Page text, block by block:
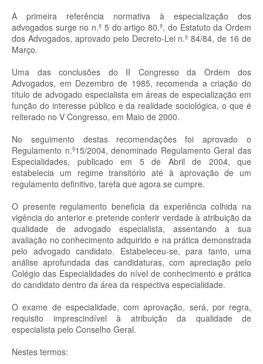
A primeira referência normativa à especialização dos
advogados surge no n.º 5 do artigo 80.º, do Estatuto da Ordem
dos Advogados, aprovado pelo Decreto-Lei n.º 84/84, de 16 de
Março.
Uma das conclusões do II Congresso da Ordem dos
Advogados, em Dezembro de 1985, recomenda a criação do
título de advogado especialista em áreas de especialização em
função do interesse público e da realidade sociológica, o que é
reiterado no V Congresso, em Maio de 2000.
No seguimento destas recomendações foi aprovado o
Regulamento n.º15/2004, denominado Regulamento Geral das
Especialidades, publicado em 5 de Abril de 2004, que
estabelecia um regime transitório até à aprovação de um
regulamento definitivo, tarefa que agora se cumpre.
O presente regulamento beneficia da experiência colhida na
vigência do anterior e pretende conferir verdade à atribuição da
qualidade de advogado especialista, assentando a sua
avaliação no conhecimento adquirido e na prática demonstrada
pelo advogado candidato. Estabeleceu-se, para tanto, uma
análise aprofundada das candidaturas, com apreciação pelo
Colégio das Especialidades do nível de conhecimento e prática
do candidato dentro da área da respectiva especialidade.
O exame de especialidade, com aprovação, será, por regra,
requisito imprescindível à atribuição da qualidade de
especialista pelo Conselho Geral.
Nestes termos: